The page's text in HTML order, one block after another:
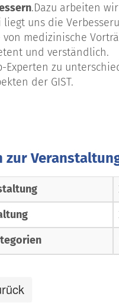
.Dazu arbeiten
uns die
von medizinische
und verständlich.
Experten zu
der GIST.